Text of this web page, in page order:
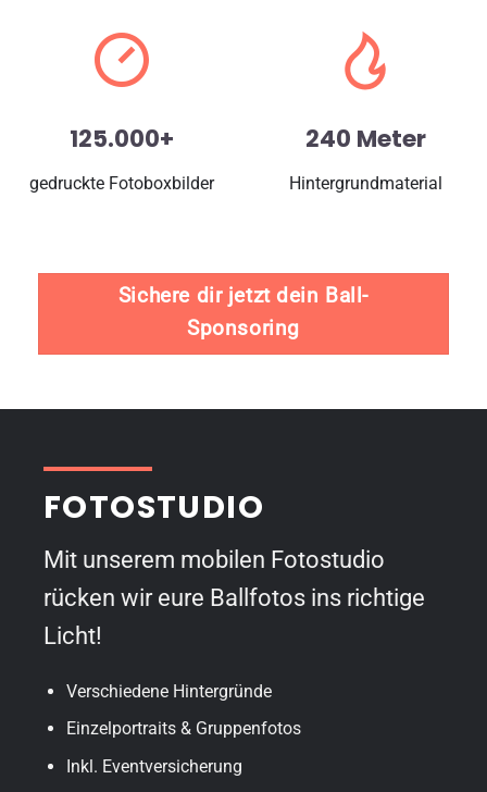
125.000+
gedruckte Fotoboxbilder
240 Meter
Hintergrundmaterial
Sichere dir jetzt dein Ball-
Sponsoring
FOTOSTUDIO
Mit unserem mobilen Fotostudio
rücken wir eure Ballfotos ins richtige
Licht!
Verschiedene Hintergründe
Einzelportraits & Gruppenfotos
Inkl. Eventversicherung